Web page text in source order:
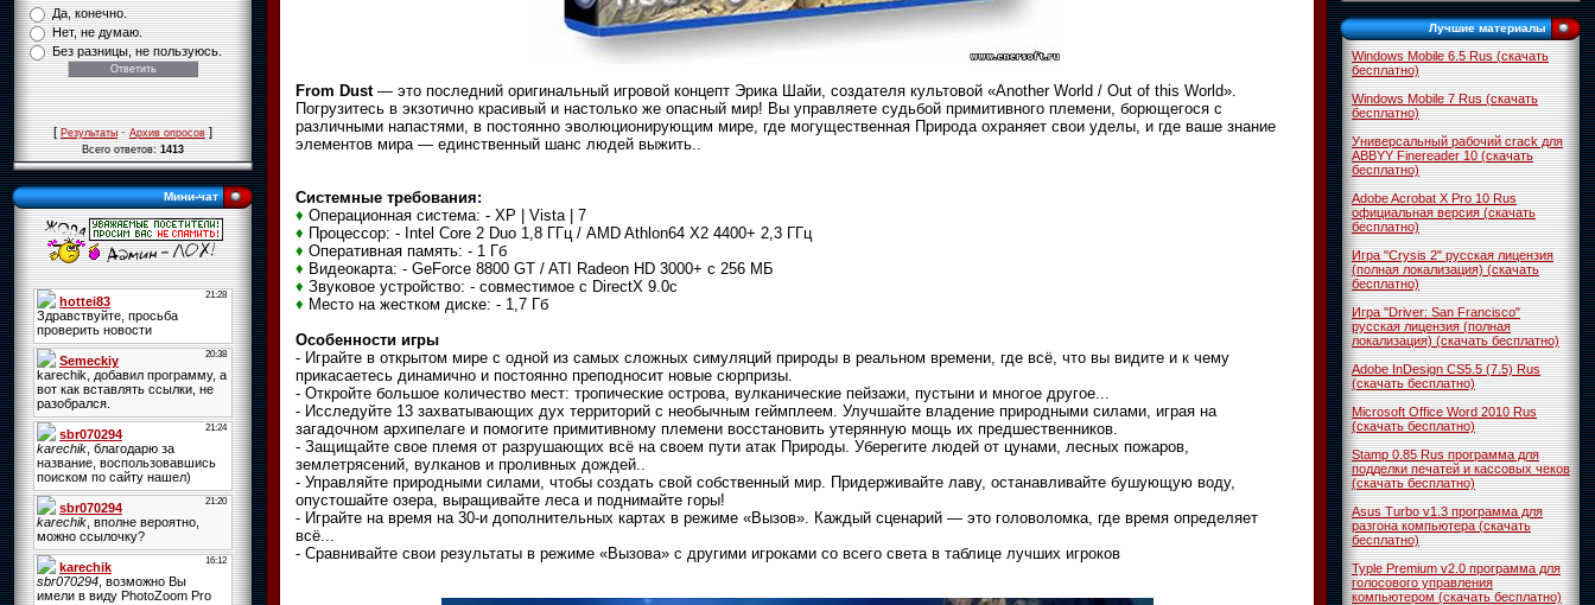
Да, конечно.
Нет, не думаю.
Без разницы, не пользуюсь.
[Результаты·Архив опросов]
Всего ответов:1413
Мини-чат
From Dust— это последний оригинальный игровой концепт Эрика Шайи, создателя культовой «Another World / Out of this World».
Погрузитесь в экзотично красивый и настолько же опасный мир! Вы управляете судьбой примитивного племени, борющегося с
различными напастями, в постоянно эволюционирующим мире, где могущественная Природа охраняет свои уделы, и где ваше знание
элементов мира — единственный шанс людей выжить..
Системные требования:
♦ Операционная система: - XP | Vista | 7
♦ Процессор: - Intel Core 2 Duo 1,8 ГГц / AMD Athlon64 X2 4400+ 2,3 ГГц
♦ Оперативная память: - 1 Гб
♦ Видеокарта: - GeForce 8800 GT / ATI Radeon HD 3000+ c 256 МБ
♦ Звуковое устройство: - совместимое с DirectX 9.0c
♦ Место на жестком диске: - 1,7 Гб
Особенности игры
- Играйте в открытом мире с одной из самых сложных симуляций природы в реальном времени, где всё, что вы видите и к чему
прикасаетесь динамично и постоянно преподносит новые сюрпризы.
- Откройте большое количество мест: тропические острова, вулканические пейзажи, пустыни и многое другое...
- Исследуйте 13 захватывающих дух территорий с необычным геймплеем. Улучшайте владение природными силами, играя на
загадочном архипелаге и помогите примитивному племени восстановить утерянную мощь их предшественников.
- Защищайте свое племя от разрушающих всё на своем пути атак Природы. Уберегите людей от цунами, лесных пожаров,
землетрясений, вулканов и проливных дождей..
- Управляйте природными силами, чтобы создать свой собственный мир. Придерживайте лаву, останавливайте бушующую воду,
опустошайте озера, выращивайте леса и поднимайте горы!
- Играйте на время на 30-и дополнительных картах в режиме «Вызов». Каждый сценарий — это головоломка, где время определяет
всё...
- Cравнивайте свои результаты в режиме «Вызова» с другими игроками со всего света в таблице лучших игроков
Лучшие материалы
Windows Mobile 6.5 Rus (скачать
бесплатно)
Windows Mobile 7 Rus (скачать
бесплатно)
Универсальный рабочий crack для
ABBYY Finereader 10 (скачать
бесплатно)
Adobe Acrobat X Pro 10 Rus
официальная версия (скачать
бесплатно)
Игра "Crysis 2" русская лицензия
(полная локализация) (скачать
бесплатно)
Игра "Driver: San Francisco"
русская лицензия (полная
локализация) (скачать бесплатно)
Adobe InDesign CS5.5 (7.5) Rus
(скачать бесплатно)
Microsoft Office Word 2010 Rus
(скачать бесплатно)
Stamp 0.85 Rus программа для
подделки печатей и кассовых чеков
(скачать бесплатно)
Asus Turbo v1.3 программа для
разгона компьютера (скачать
бесплатно)
Typle Premium v2.0 программа для
голосового управления
компьютером (скачать бесплатно)